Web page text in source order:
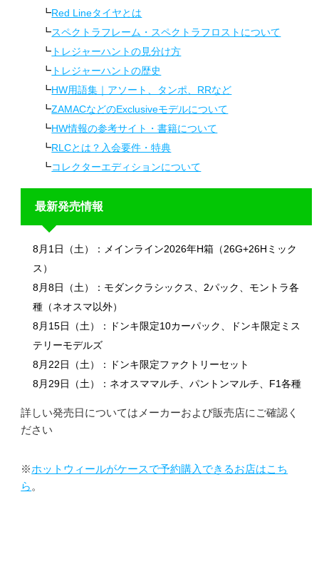
Red Lineタイヤとは
スペクトラフレーム・スペクトラフロストについて
トレジャーハントの見分け方
トレジャーハントの歴史
HW用語集｜アソート、タンポ、RRなど
ZAMACなどのExclusiveモデルについて
HW情報の参考サイト・書籍について
RLCとは？入会要件・特典
コレクターエディションについて
最新発売情報
8月1日（土）：メインライン2026年H箱（26G+26Hミック
ス）
8月8日（土）：モダンクラシックス、2パック、モントラ各
種（ネオスマ以外）
8月15日（土）：ドンキ限定10カーパック、ドンキ限定ミス
テリーモデルズ
8月22日（土）：ドンキ限定ファクトリーセット
8月29日（土）：ネオスママルチ、パントンマルチ、F1各種
詳しい発売日についてはメーカーおよび販売店にご確認く
ださい
※ホットウィールがケースで予約購入できるお店はこち
ら 。